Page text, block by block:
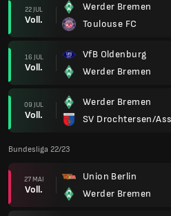
22 JUL
Voll.
Werder Bremen
Toulouse FC
16 JUL
Voll.
VfB Oldenburg
Werder Bremen
09 JUL
Voll.
Werder Bremen
SV Drochtersen/
Bundesliga 22/23
27 MAI
Voll.
Union Berlin
Werder Bremen